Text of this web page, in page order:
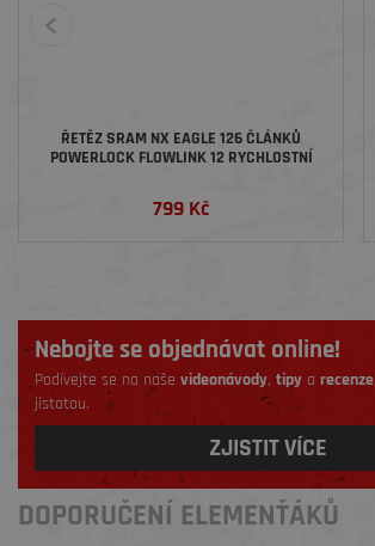
ŘETĚZ SRAM NX EAGLE 126 ČLÁNKŮ
POWERLOCK FLOWLINK 12 RYCHLOSTNÍ
799 Kč
Nebojte se objednávat online!
Podívejte se na naše videonávody,tipy a recenze
jistotou.
ZJISTIT VÍCE
DOPORUČENÍ ELEMENŤÁKŮ